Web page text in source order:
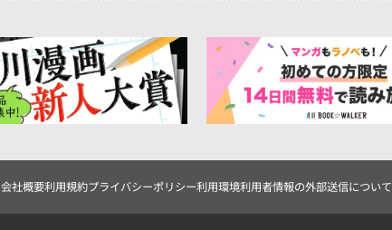
会社概要利用規約プライバシーポリシー利用環境利用者情報の外部送信について